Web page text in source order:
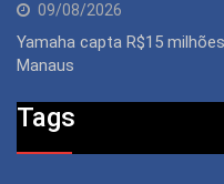
09/08/2026
Yamaha capta R$15
Manaus
Tags